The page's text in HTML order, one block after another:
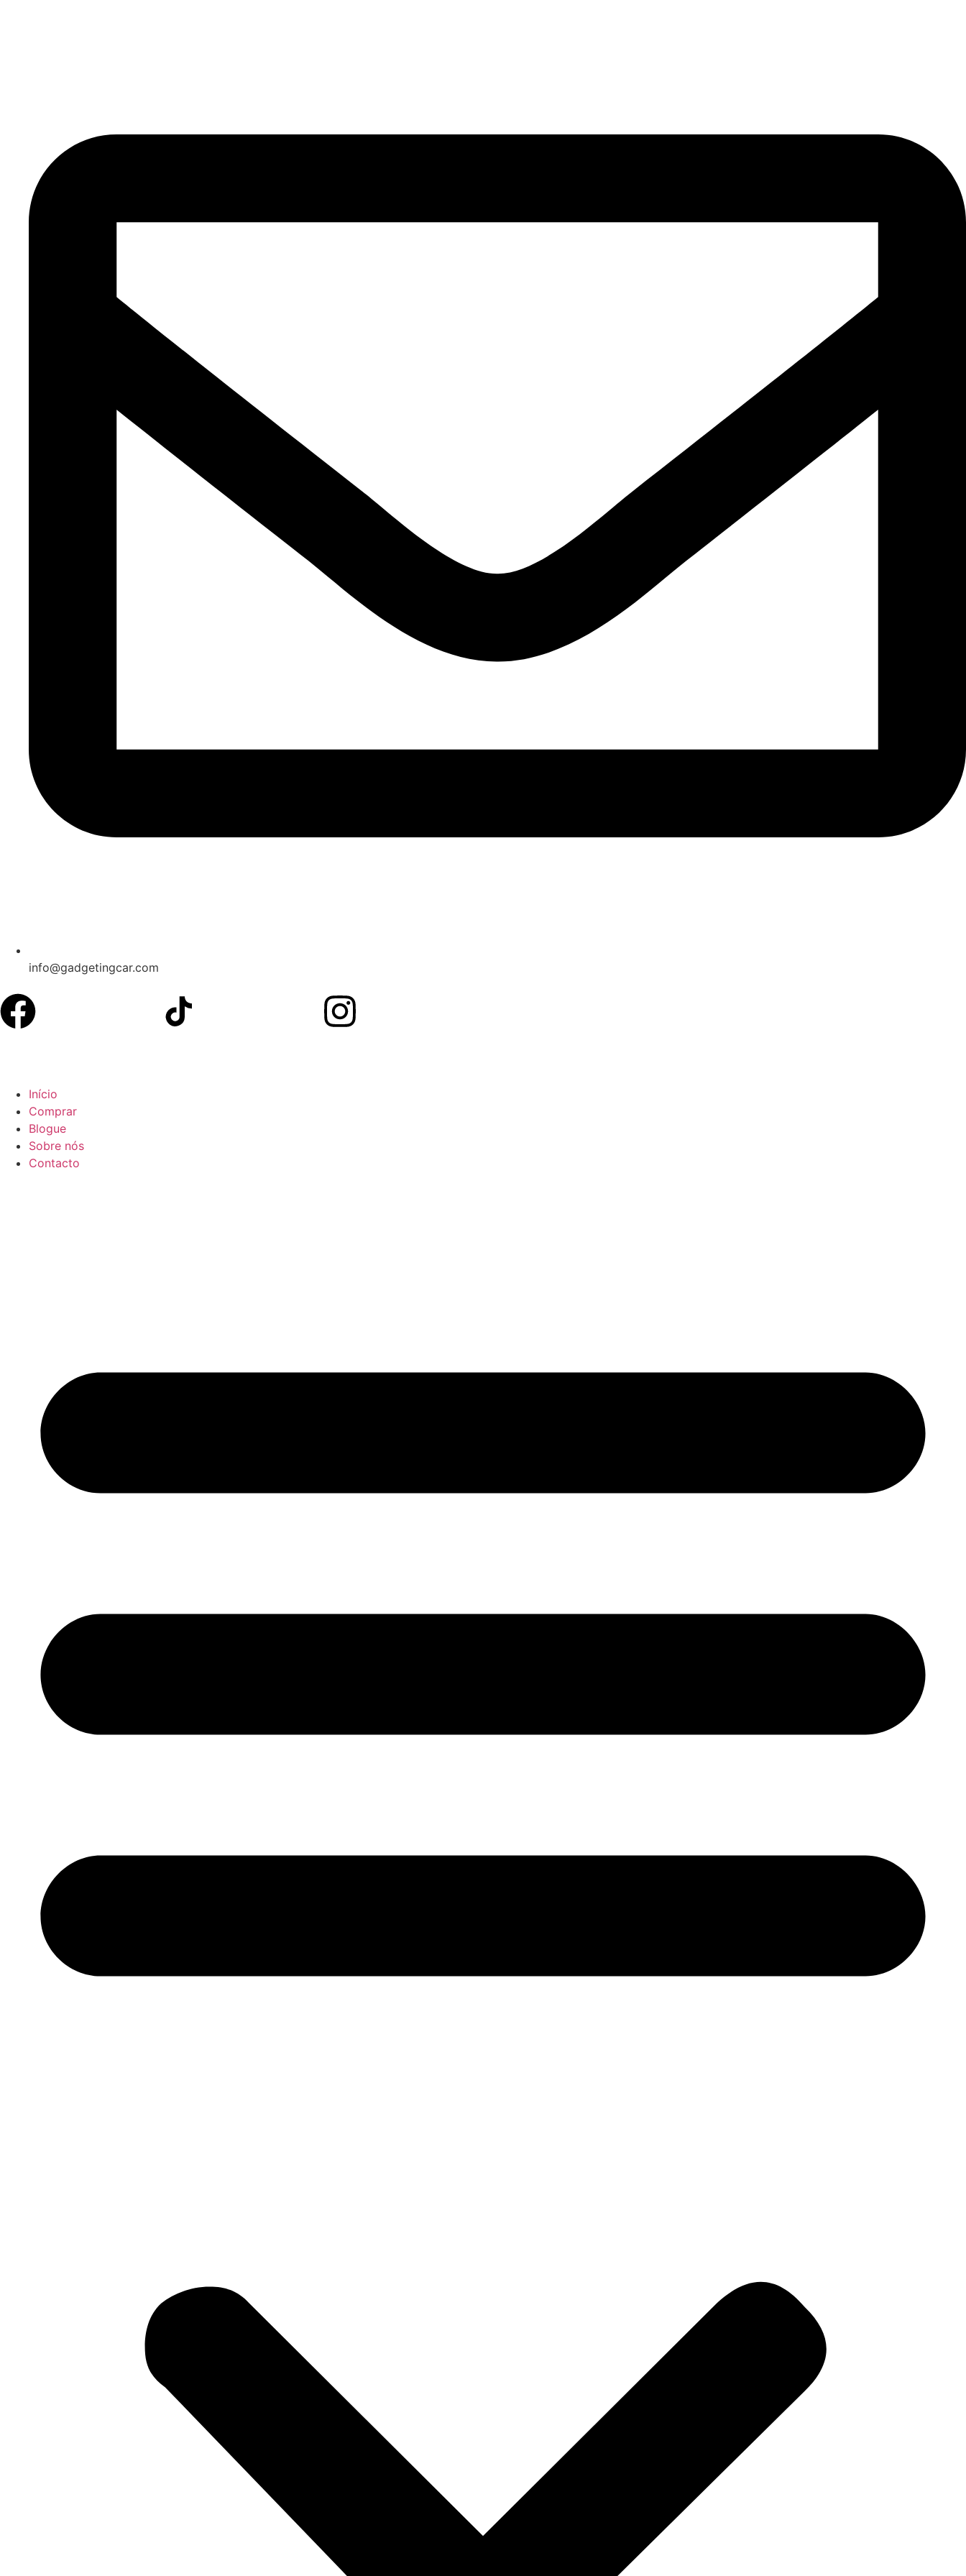
info@gadgetingcar.com
Início
Comprar
Blogue
Sobre nós
Contacto